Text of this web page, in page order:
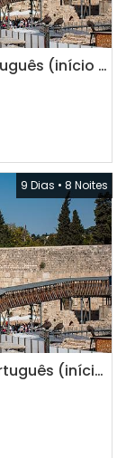
Israel Fascinante - Saídas em português (início sábados)
9 Dias • 8 Noites
Israel & Mar Morto - Saídas em português (início sábados)